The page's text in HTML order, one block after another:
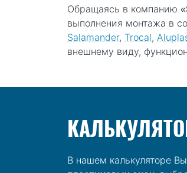
Обращаясь в компанию «
выполнения монтажа в
Salamander, Trocal,
внешнему виду,
В нашем калькуляторе